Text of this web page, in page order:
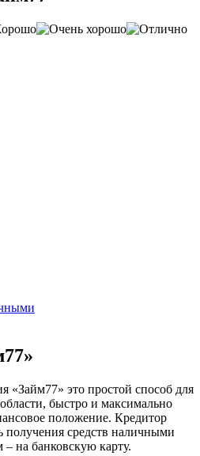
«Займ77» это простой способ для
быстро и максимально
положение. Кредитор
получения средств наличными
на банковскую карту.